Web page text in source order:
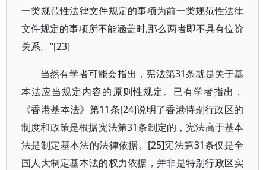
一类规范性法律文件规定的事项为前一类规范性法律
文件规定的事项所不能涵盖时,那么两者即不具有位阶
关系。”[23]
当然有学者可能会指出，宪法第31条就是关于基
本法应当规定内容的原则性规定。已有学者指出，
《香港基本法》第11条[24]说明了香港特别行政区的
制度和政策是根据宪法第31条制定的，宪法高于基本
法是制定基本法的法律依据。[25]宪法第31条仅是全
国人大制定基本法的权力依据，并非是特别行政区实